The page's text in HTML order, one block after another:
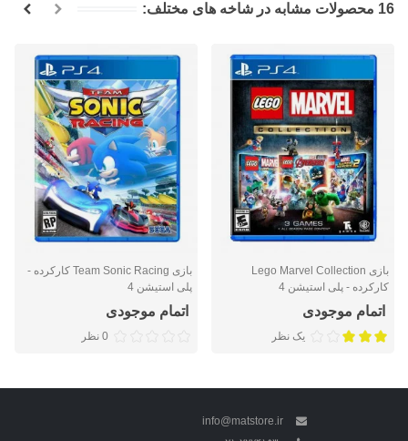
16 محصولات مشابه در شاخه های مختلف:
بازی Lego Marvel Collection
کارکرده - پلی استیشن 4
اتمام موجودی
یک نظر
بازی Team Sonic Racing کارکرده -
پلی استیشن 4
اتمام موجودی
0 نظر
info@matstore.ir